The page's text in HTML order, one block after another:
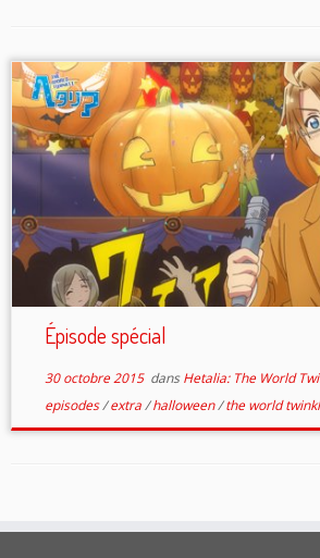
Épisode spécial
30 octobre 2015dansHetalia: The World
episodes/extra/halloween/the world